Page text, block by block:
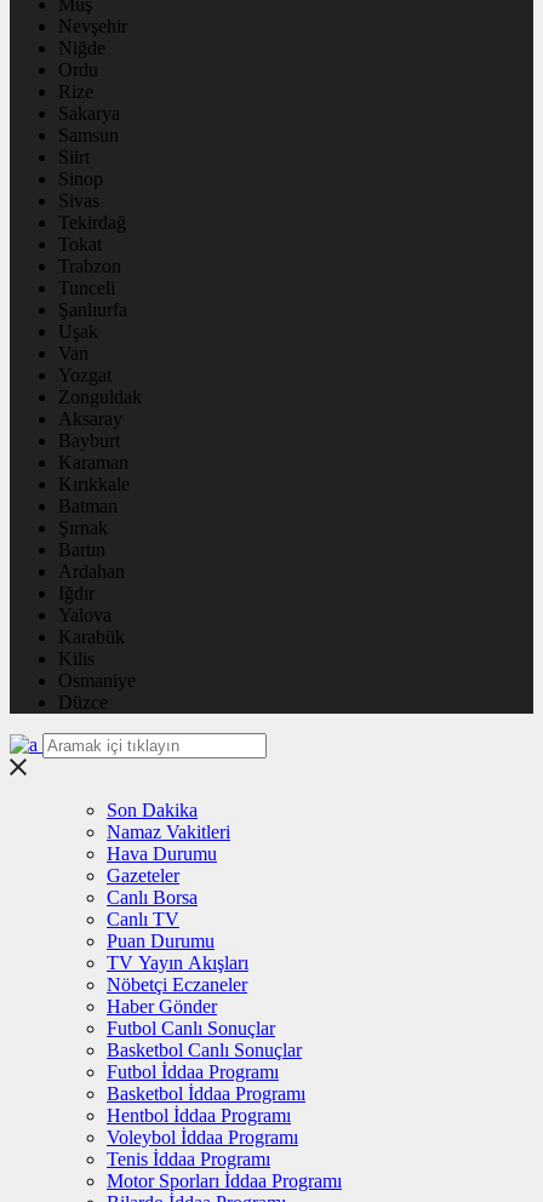
Muş
Nevşehir
Niğde
Ordu
Rize
Sakarya
Samsun
Siirt
Sinop
Sivas
Tekirdağ
Tokat
Trabzon
Tunceli
Şanlıurfa
Uşak
Van
Yozgat
Zonguldak
Aksaray
Bayburt
Karaman
Kırıkkale
Batman
Şırnak
Bartın
Ardahan
Iğdır
Yalova
Karabük
Kilis
Osmaniye
Düzce
Son Dakika
Namaz Vakitleri
Hava Durumu
Gazeteler
Canlı Borsa
Canlı TV
Puan Durumu
TV Yayın Akışları
Nöbetçi Eczaneler
Haber Gönder
Futbol Canlı Sonuçlar
Basketbol Canlı Sonuçlar
Futbol İddaa Programı
Basketbol İddaa Programı
Hentbol İddaa Programı
Voleybol İddaa Programı
Tenis İddaa Programı
Motor Sporları İddaa Programı